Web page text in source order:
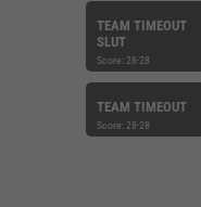
TEAM TIMEOUT
SLUT
Score: 28-28
TEAM TIMEOUT
Score: 28-28